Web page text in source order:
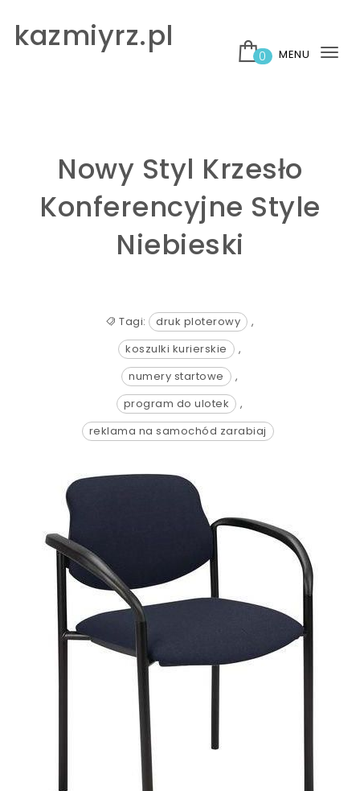
kazmiyrz.pl
0 MENU
Nowy Styl Krzesło
Konferencyjne Style
Niebieski
Tagi: druk ploterowy
,
koszulki kurierskie
,
numery startowe
,
program do ulotek
,
reklama na samochód zarabiaj